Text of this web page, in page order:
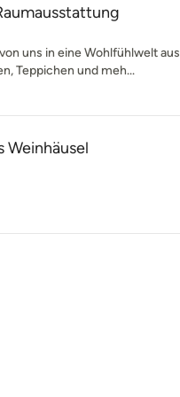
uns in eine Wohlfühlwelt aus
Teppichen und meh...
Weinhäusel